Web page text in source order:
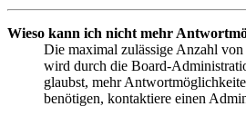
Wieso kann ich nicht mehr
Die maximal zulässige Anzahl
wird durch die Board-
glaubst, mehr
benötigen, kontaktiere einen